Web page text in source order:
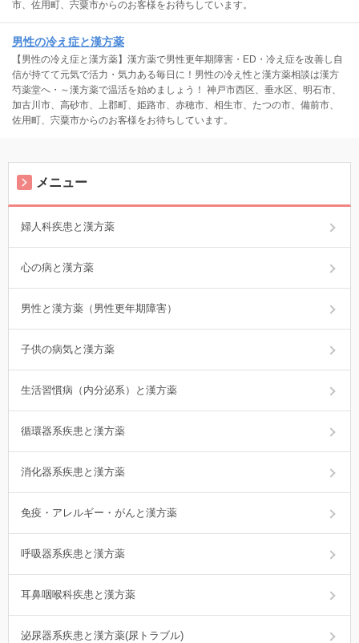
市、佐用町、宍粟市からのお客様をお待ちしています。
男性の冷え症と漢方薬
【男性の冷え症と漢方薬】漢方薬で男性更年期障害・ED・冷え症を改善し自
信が持てて元気で活力・気力ある毎日に！男性の冷え性と漢方薬相談は漢方
芍薬堂へ・～漢方薬で温活を始めましょう！ 神戸市西区、垂水区、明石市、
加古川市、高砂市、上郡町、姫路市、赤穂市、相生市、たつの市、備前市、
佐用町、宍粟市からのお客様をお待ちしています。
メニュー
婦人科疾患と漢方薬
心の病と漢方薬
男性と漢方薬（男性更年期障害）
子供の病気と漢方薬
生活習慣病（内分泌系）と漢方薬
循環器系疾患と漢方薬
消化器系疾患と漢方薬
免疫・アレルギー・がんと漢方薬
呼吸器系疾患と漢方薬
耳鼻咽喉科疾患と漢方薬
泌尿器系疾患と漢方薬(尿トラブル)